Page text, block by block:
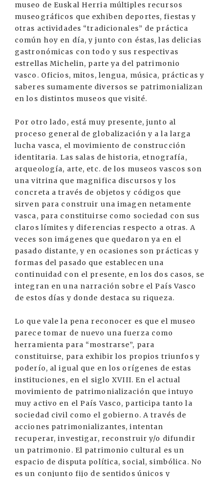
museo de Euskal Herria múltiples recursos
museográficos que exhiben deportes, fiestas y
otras actividades “tradicionales” de práctica
común hoy en día, y junto con éstas, las delicias
gastronómicas con todo y sus respectivas
estrellas Michelin, parte ya del patrimonio
vasco. Oficios, mitos, lengua, música, prácticas y
saberes sumamente diversos se patrimonializan
en los distintos museos que visité.
Por otro lado, está muy presente, junto al
proceso general de globalización y a la larga
lucha vasca, el movimiento de construcción
identitaria. Las salas de historia, etnografía,
arqueología, arte, etc. de los museos vascos son
una vitrina que magnifica discursos y los
concreta a través de objetos y códigos que
sirven para construir una imagen netamente
vasca, para constituirse como sociedad con sus
claros límites y diferencias respecto a otras. A
veces son imágenes que quedaron ya en el
pasado distante, y en ocasiones son prácticas y
formas del pasado que establecen una
continuidad con el presente, en los dos casos, se
integran en una narración sobre el País Vasco
de estos días y donde destaca su riqueza.
Lo que vale la pena reconocer es que el museo
parece tomar de nuevo una fuerza como
herramienta para “mostrarse”, para
constituirse, para exhibir los propios triunfos y
poderío, al igual que en los orígenes de estas
instituciones, en el siglo XVIII. En el actual
movimiento de patrimonialización que intuyo
muy activo en el País Vasco, participa tanto la
sociedad civil como el gobierno. A través de
acciones patrimonializantes, intentan
recuperar, investigar, reconstruir y/o difundir
un patrimonio. El patrimonio cultural es un
espacio de disputa política, social, simbólica. No
es un conjunto fijo de sentidos únicos y